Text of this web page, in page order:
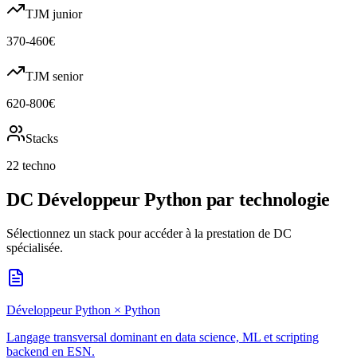
TJM junior
370-460€
TJM senior
620-800€
Stacks
22 techno
DCDéveloppeur Python par technologie
Sélectionnez un stack pour accéder à la prestation de DC
spécialisée.
Développeur Python × Python
Langage transversal dominant en data science, ML et scripting
backend en ESN.